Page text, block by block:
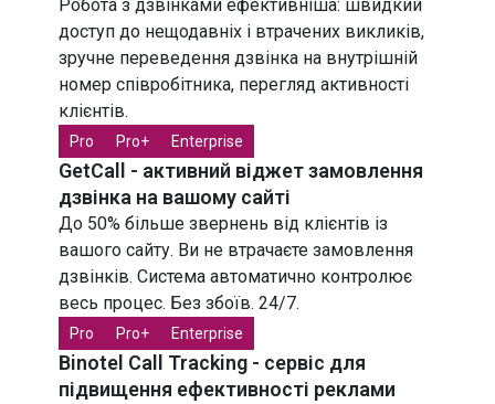
Робота з дзвінками ефективніша: швидкий
доступ до нещодавніх і втрачених викликів,
зручне переведення дзвінка на внутрішній
номер співробітника, перегляд активності
клієнтів.
GetCall - активний віджет замовлення
дзвінка на вашому сайті
Pro Pro+ Enterprise
До 50% більше звернень від клієнтів із
вашого сайту. Ви не втрачаєте замовлення
дзвінків. Система автоматично контролює
весь процес. Без збоїв. 24/7.
Binotel Call Tracking - сервіс для
підвищення ефективності реклами
Pro Pro+ Enterprise